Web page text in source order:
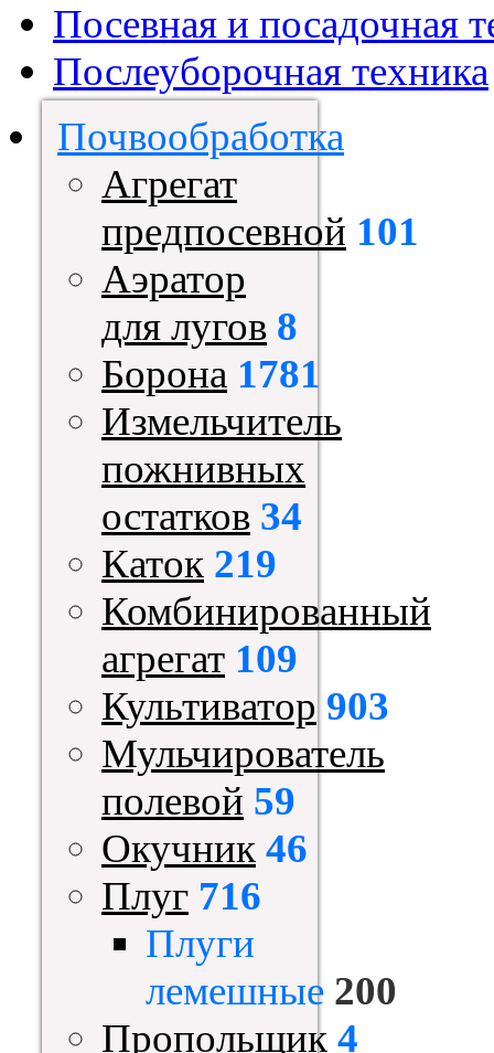
Посевная и посадочная
Послеуборочная техника
Почвообработка
Агрегат
предпосевной 101
Аэратор
для лугов 8
Борона 1781
Измельчитель
пожнивных
остатков 34
Каток 219
Комбинированный
агрегат 109
Культиватор 903
Мульчирователь
полевой 59
Окучник 46
Плуг 716
Плуги
лемешные 200
Пропольщик 4